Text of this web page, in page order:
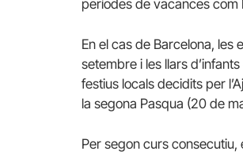
períodes de vacances com
En el cas de Barcelona,
setembre i les llars
festius locals decidits per
la segona Pasqua (20 de
Per segon curs consecutiu,